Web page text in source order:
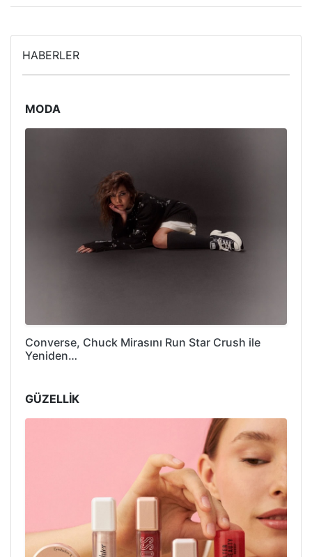
HABERLER
MODA
Converse, Chuck Mirasını Run Star Crush ile
Yeniden…
GÜZELLİK